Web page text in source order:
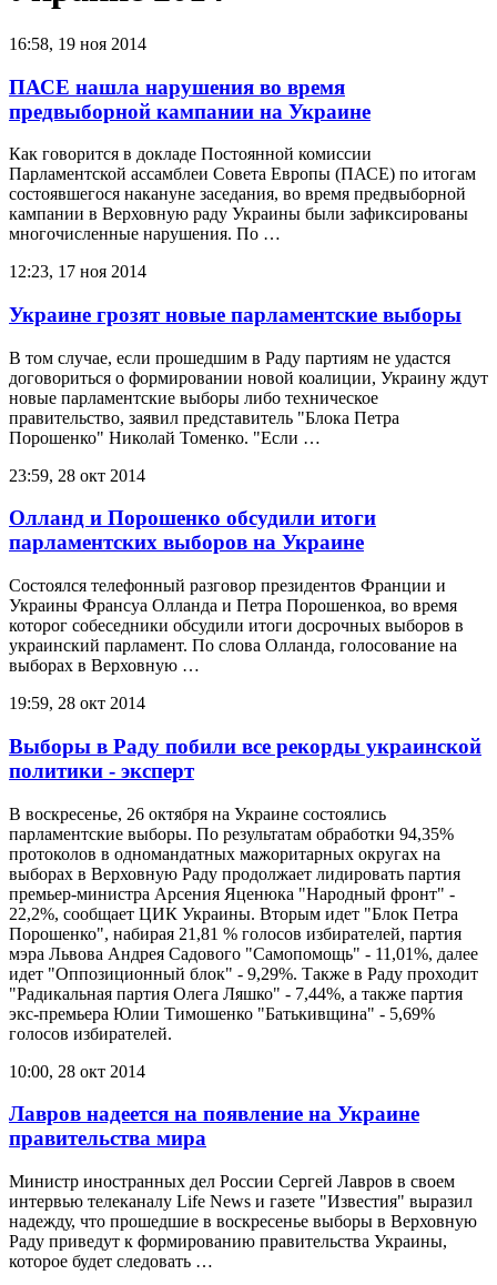
16:58, 19 ноя 2014
ПАСЕ нашла нарушения во время
предвыборной кампании на Украине
Как говорится в докладе Постоянной комиссии
Парламентской ассамблеи Совета Европы (ПАСЕ) по итогам
состоявшегося накануне заседания, во время предвыборной
кампании в Верховную раду Украины были зафиксированы
многочисленные нарушения. По …
12:23, 17 ноя 2014
Украине грозят новые парламентские выборы
В том случае, если прошедшим в Раду партиям не удастся
договориться о формировании новой коалиции, Украину ждут
новые парламентские выборы либо техническое
правительство, заявил представитель "Блока Петра
Порошенко" Николай Томенко. "Если …
23:59, 28 окт 2014
Олланд и Порошенко обсудили итоги
парламентских выборов на Украине
Состоялся телефонный разговор президентов Франции и
Украины Франсуа Олланда и Петра Порошенкоа, во время
которог собеседники обсудили итоги досрочных выборов в
украинский парламент. По слова Олланда, голосование на
выборах в Верховную …
19:59, 28 окт 2014
Выборы в Раду побили все рекорды украинской
политики - эксперт
В воскресенье, 26 октября на Украине состоялись
парламентские выборы. По результатам обработки 94,35%
протоколов в одномандатных мажоритарных округах на
выборах в Верховную Раду продолжает лидировать партия
премьер-министра Арсения Яценюка "Народный фронт" -
22,2%, сообщает ЦИК Украины. Вторым идет "Блок Петра
Порошенко", набирая 21,81 % голосов избирателей, партия
мэра Львова Андрея Садового "Самопомощь" - 11,01%, далее
идет "Оппозиционный блок" - 9,29%. Также в Раду проходит
"Радикальная партия Олега Ляшко" - 7,44%, а также партия
экс-премьера Юлии Тимошенко "Батькивщина" - 5,69%
голосов избирателей.
10:00, 28 окт 2014
Лавров надеется на появление на Украине
правительства мира
Министр иностранных дел России Сергей Лавров в своем
интервью телеканалу Life News и газете "Известия" выразил
надежду, что прошедшие в воскресенье выборы в Верховную
Раду приведут к формированию правительства Украины,
которое будет следовать …